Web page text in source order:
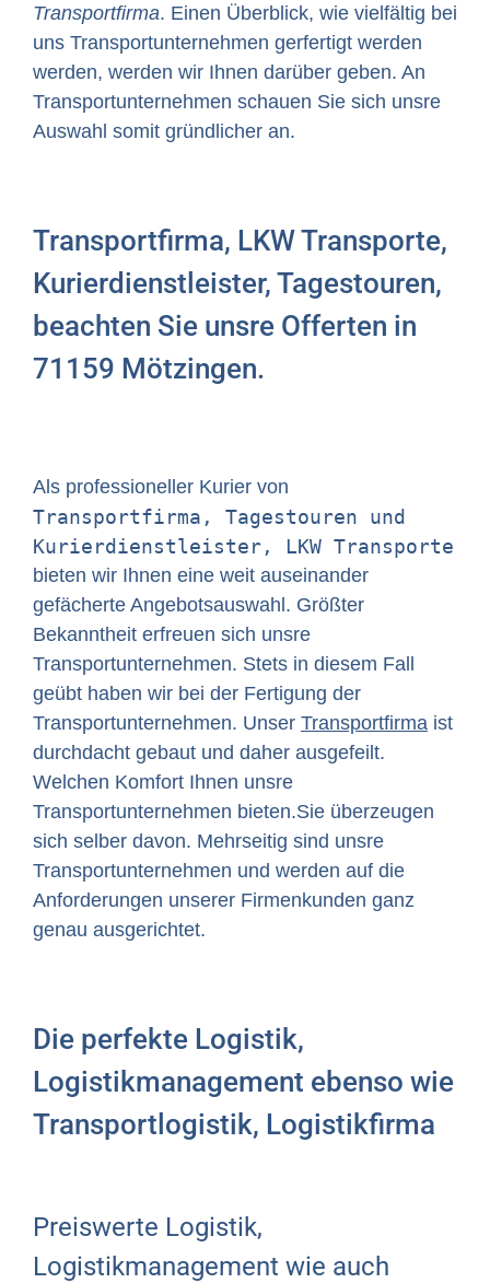
Transportfirma. Einen Überblick, wie vielfältig bei
uns Transportunternehmen gerfertigt werden
werden, werden wir Ihnen darüber geben. An
Transportunternehmen schauen Sie sich unsre
Auswahl somit gründlicher an.
Transportfirma, LKW Transporte,
Kurierdienstleister, Tagestouren,
beachten Sie unsre Offerten in
71159 Mötzingen.
Als professioneller Kurier von
Transportfirma, Tagestouren und
Kurierdienstleister, LKW Transporte
bieten wir Ihnen eine weit auseinander
gefächerte Angebotsauswahl. Größter
Bekanntheit erfreuen sich unsre
Transportunternehmen. Stets in diesem Fall
geübt haben wir bei der Fertigung der
Transportunternehmen. Unser Transportfirma ist
durchdacht gebaut und daher ausgefeilt.
Welchen Komfort Ihnen unsre
Transportunternehmen bieten.Sie überzeugen
sich selber davon. Mehrseitig sind unsre
Transportunternehmen und werden auf die
Anforderungen unserer Firmenkunden ganz
genau ausgerichtet.
Die perfekte Logistik,
Logistikmanagement ebenso wie
Transportlogistik, Logistikfirma
Preiswerte Logistik,
Logistikmanagement wie auch